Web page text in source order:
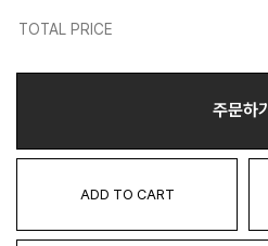
TOTAL PRICE
주문하기
ADD TO CART